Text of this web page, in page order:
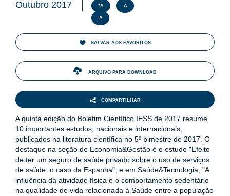
Outubro 2017 +A A
-A
SALVAR AOS FAVORITOS
ARQUIVO PARA DOWNLOAD
COMPARTILHAR
A quinta edição do Boletim Científico IESS de 2017 resume
10 importantes estudos, nacionais e internacionais,
publicados na literatura científica no 5º bimestre de 2017. O
destaque na seção de Economia&Gestão é o estudo "Efeito
de ter um seguro de saúde privado sobre o uso de serviços
de saúde: o caso da Espanha"; e em Saúde&Tecnologia, "A
influência da atividade física e o comportamento sedentário
na qualidade de vida relacionada à Saúde entre a população